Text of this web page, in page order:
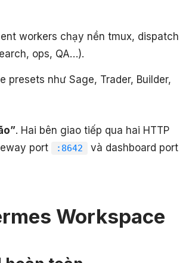
workers chạy nền tmux, dispatch
ops, QA…).
presets như Sage, Trader, Builder,
. Hai bên giao tiếp qua hai HTTP
port
:8642 và dashboard port
Workspace